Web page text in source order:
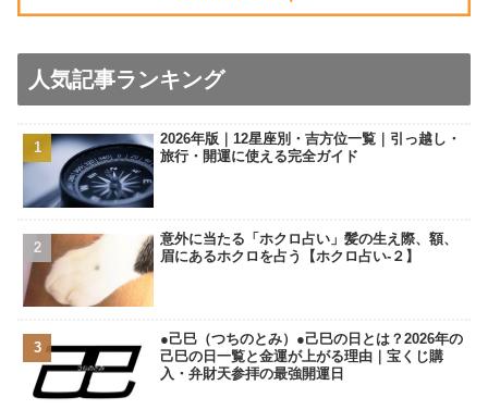
人気記事ランキング
2026年版｜12星座別・吉方位一覧｜引っ越し・
旅行・開運に使える完全ガイド
意外に当たる「ホクロ占い」髪の生え際、額、
眉にあるホクロを占う【ホクロ占い‐２】
●己巳（つちのとみ）●己巳の日とは？2026年の
己巳の日一覧と金運が上がる理由｜宝くじ購
入・弁財天参拝の最強開運日